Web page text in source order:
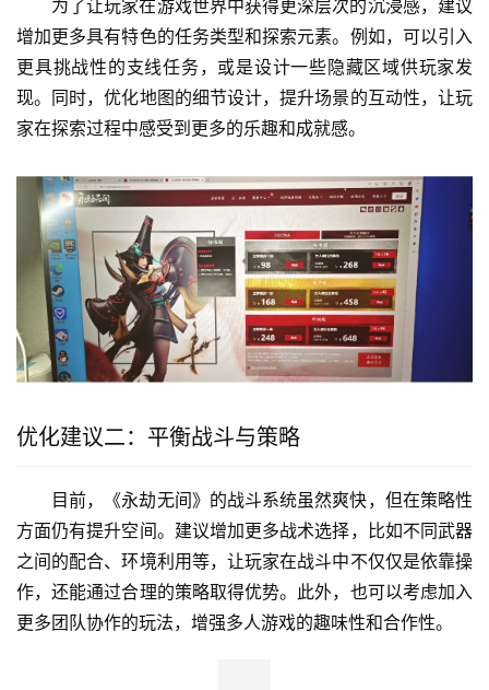
为了让玩家在游戏世界中获得更深层次的沉浸感，建议
增加更多具有特色的任务类型和探索元素。例如，可以引入
更具挑战性的支线任务，或是设计一些隐藏区域供玩家发
现。同时，优化地图的细节设计，提升场景的互动性，让玩
家在探索过程中感受到更多的乐趣和成就感。
优化建议二：平衡战斗与策略
目前，《永劫无间》的战斗系统虽然爽快，但在策略性
方面仍有提升空间。建议增加更多战术选择，比如不同武器
之间的配合、环境利用等，让玩家在战斗中不仅仅是依靠操
作，还能通过合理的策略取得优势。此外，也可以考虑加入
更多团队协作的玩法，增强多人游戏的趣味性和合作性。